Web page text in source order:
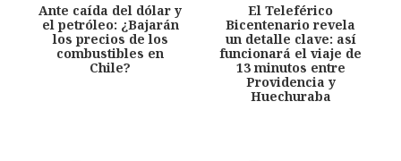
Ante caída del dólar y
el petróleo: ¿Bajarán
los precios de los
combustibles en
Chile?
El Teleférico
Bicentenario revela
un detalle clave: así
funcionará el viaje de
13 minutos entre
Providencia y
Huechuraba